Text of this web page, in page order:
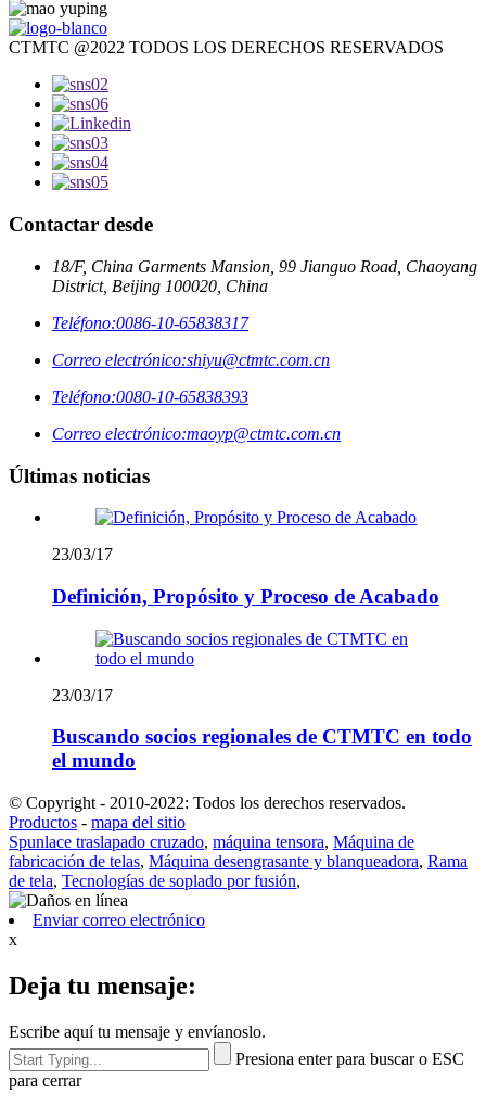
CTMTC @2022 TODOS LOS DERECHOS RESERVADOS
Contactar desde
18/F, China Garments Mansion, 99 Jianguo Road, Chaoyang
District, Beijing 100020, China
Teléfono:0086-10-65838317
Correo electrónico:shiyu@ctmtc.com.cn
Teléfono:0080-10-65838393
Correo electrónico:maoyp@ctmtc.com.cn
Últimas noticias
23/03/17
Definición, Propósito y Proceso de Acabado
23/03/17
Buscando socios regionales de CTMTC en todo
el mundo
© Copyright - 2010-2022: Todos los derechos reservados.
Productos - mapa del sitio
Spunlace traslapado cruzado, máquina tensora, Máquina de
fabricación de telas, Máquina desengrasante y blanqueadora, Rama
de tela, Tecnologías de soplado por fusión,
Enviar correo electrónico
x
Deja tu mensaje:
Escribe aquí tu mensaje y envíanoslo.
Presiona enter para buscar o ESC
para cerrar